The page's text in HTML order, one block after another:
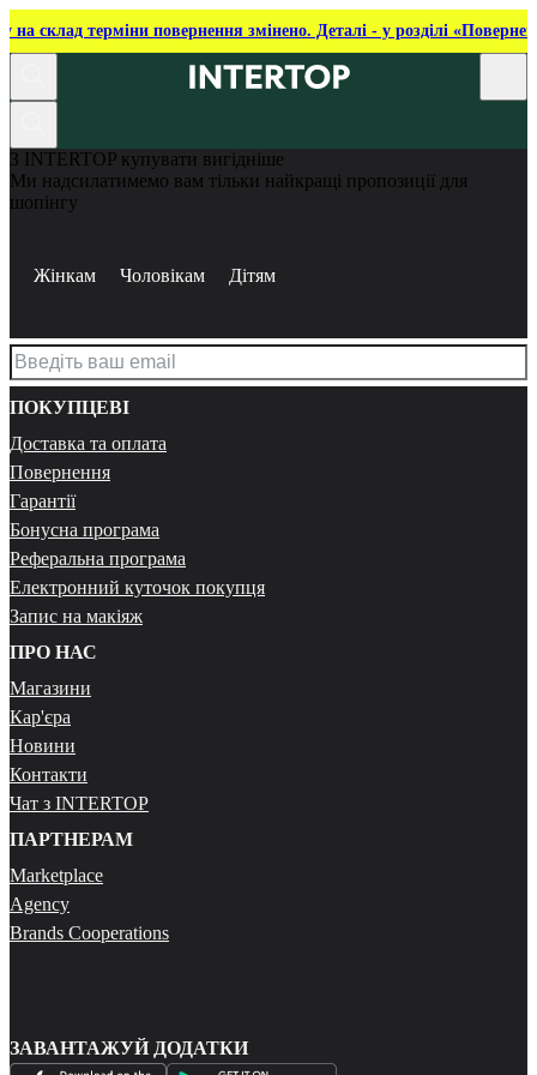
на склад терміни повернення змінено. Деталі - у розділі
З INTERTOP купувати вигідніше
Ми надсилатимемо вам тільки найкращі пропозиції для
шопінгу
Жінкам Чоловікам Дітям
ПОКУПЦЕВІ
Доставка та оплата
Повернення
Гарантії
Бонусна програма
Реферальна програма
Електронний куточок покупця
Запис на макіяж
ПРО НАС
Магазини
Кар'єра
Новини
Контакти
Чат з INTERTOP
ПАРТНЕРАМ
Marketplace
Agency
Brands Cooperations
ЗАВАНТАЖУЙ ДОДАТКИ